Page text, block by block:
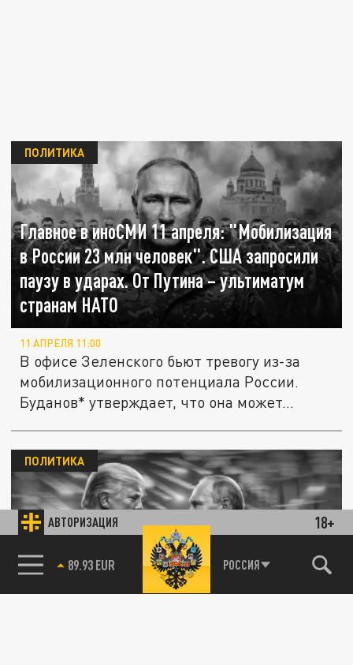
АВТОРИЗАЦИЯ 18+
85.64 BRENT РОССИЯ
Главное в иноСМИ 11 апреля: "Мобилизация
в России 23 млн человек". США запросили
паузу в ударах. От Путина – ультиматум
странам НАТО
ПОЛИТИКА
11 АПРЕЛЯ 11:00
В офисе Зеленского бьют тревогу из-за
мобилизационного потенциала России.
Буданов* утверждает, что она может...
Тревога: США готовят России страшную
ловушку. На прицеле Крым и Донбасс.
ПОЛИТИКА